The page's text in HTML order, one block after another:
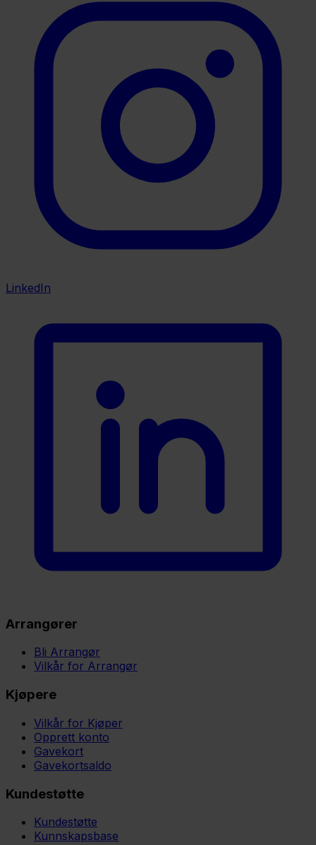
LinkedIn
Arrangører
Bli Arrangør
Vilkår for Arrangør
Kjøpere
Vilkår for Kjøper
Opprett konto
Gavekort
Gavekortsaldo
Kundestøtte
Kundestøtte
Kunnskapsbase